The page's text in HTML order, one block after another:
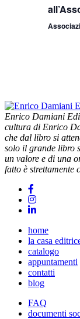
Enrico Damiani
cultura di Enrico
che dal libro si
solo il grande libro
un valore e di una
fatto è strettamente
home
la casa
catalogo
appuntamenti
contatti
blog
FAQ
documenti